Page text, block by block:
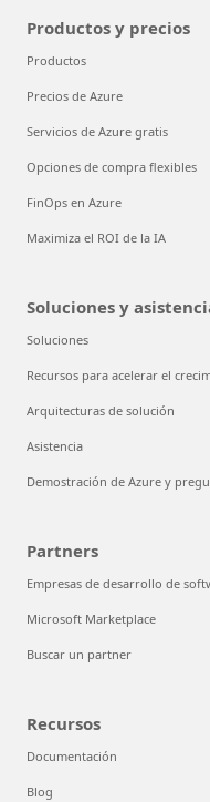
Productos y precios
Productos
Precios de Azure
Servicios de Azure gratis
Opciones de compra flexibles
FinOps en Azure
Maximiza el ROI de la IA
Soluciones y
Soluciones
Recursos para acelerar el
Arquitecturas de solución
Asistencia
Demostración de Azure y
Partners
Empresas de desarrollo de
Microsoft Marketplace
Buscar un partner
Recursos
Documentación
Blog